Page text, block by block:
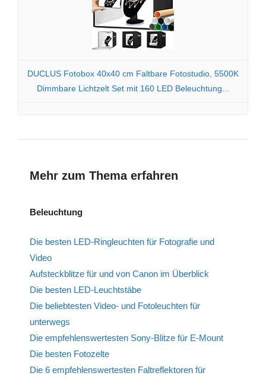
DUCLUS Fotobox 40x40 cm Faltbare Fotostudio, 5500K
Dimmbare Lichtzelt Set mit 160 LED Beleuchtung...
Mehr zum Thema erfahren
Beleuchtung
Die besten LED-Ringleuchten für Fotografie und
Video
Aufsteckblitze für und von Canon im Überblick
Die besten LED-Leuchtstäbe
Die beliebtesten Video- und Fotoleuchten für
unterwegs
Die empfehlenswertesten Sony-Blitze für E-Mount
Die besten Fotozelte
Die 6 empfehlenswertesten Faltreflektoren für